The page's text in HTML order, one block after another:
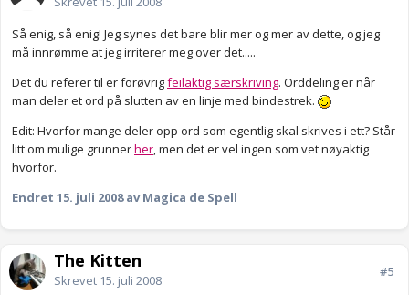
Så enig, så enig! Jeg synes det bare blir mer og mer av dette, og jeg
må innrømme at jeg irriterer meg over det.....
Det du referer til er forøvrigfeilaktig særskriving. Orddeling er når
man deler et ord på slutten av en linje med bindestrek.
Edit: Hvorfor mange deler opp ord som egentlig skal skrives i ett? Står
litt om mulige grunnerher, men det er vel ingen som vet nøyaktig
hvorfor.
Endret 15. juli 2008av Magica de Spell
The Kitten
Skrevet 15. juli 2008
#5